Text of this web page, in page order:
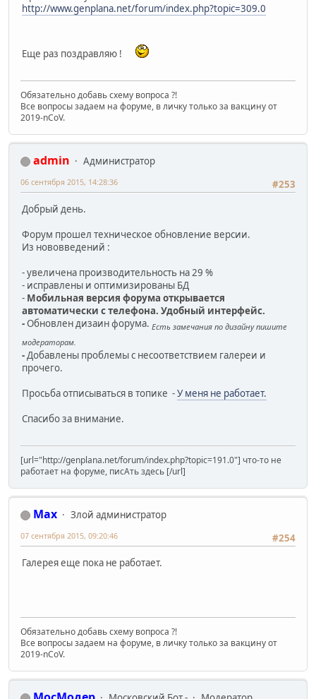
http://www.genplana.net/forum/index.php?topic=309.0
Еще раз поздравляю !
Обязательно добавь схему вопроса ?!
Все вопросы задаем на форуме, в личку только за вакцину от
2019-nCoV.
admin
Администратор
#253
06 сентября 2015, 14:28:36
Добрый день.
Форум прошел техническое обновление версии.
Из нововведений :
- увеличена производительность на 29 %
- исправлены и оптимизированы БД
- Мобильная версия форума открывается
автоматически с телефона. Удобный интерфейс.
-Обновлен дизаин форума. Есть замечания по дизайну пишите
модераторам.
-Добавлены проблемы с несоответствием галереи и
прочего.
Просьба отписываться в топике -У меня не работает.
Спасибо за внимание.
[url="http://genplana.net/forum/index.php?topic=191.0"] что-то не
работает на форуме, писАть здесь [/url]
Max
Злой администратор
#254
07 сентября 2015, 09:20:46
Галерея еще пока не работает.
Обязательно добавь схему вопроса ?!
Все вопросы задаем на форуме, в личку только за вакцину от
2019-nCoV.